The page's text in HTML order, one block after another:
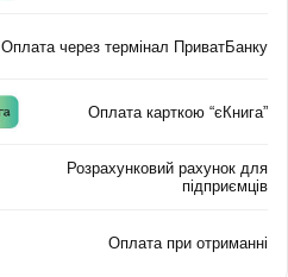
Оплата через термінал ПриватБанку
Оплата карткою “єКнига”
Розрахунковий рахунок для
підприємців
Оплата при отриманні